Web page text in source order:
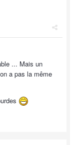
... Mais un
a pas la même